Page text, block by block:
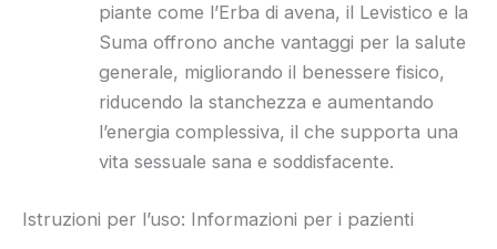
piante come l’Erba di avena, il Levistico e la
Suma offrono anche vantaggi per la salute
generale, migliorando il benessere fisico,
riducendo la stanchezza e aumentando
l’energia complessiva, il che supporta una
vita sessuale sana e soddisfacente.
Istruzioni per l’uso: Informazioni per i pazienti